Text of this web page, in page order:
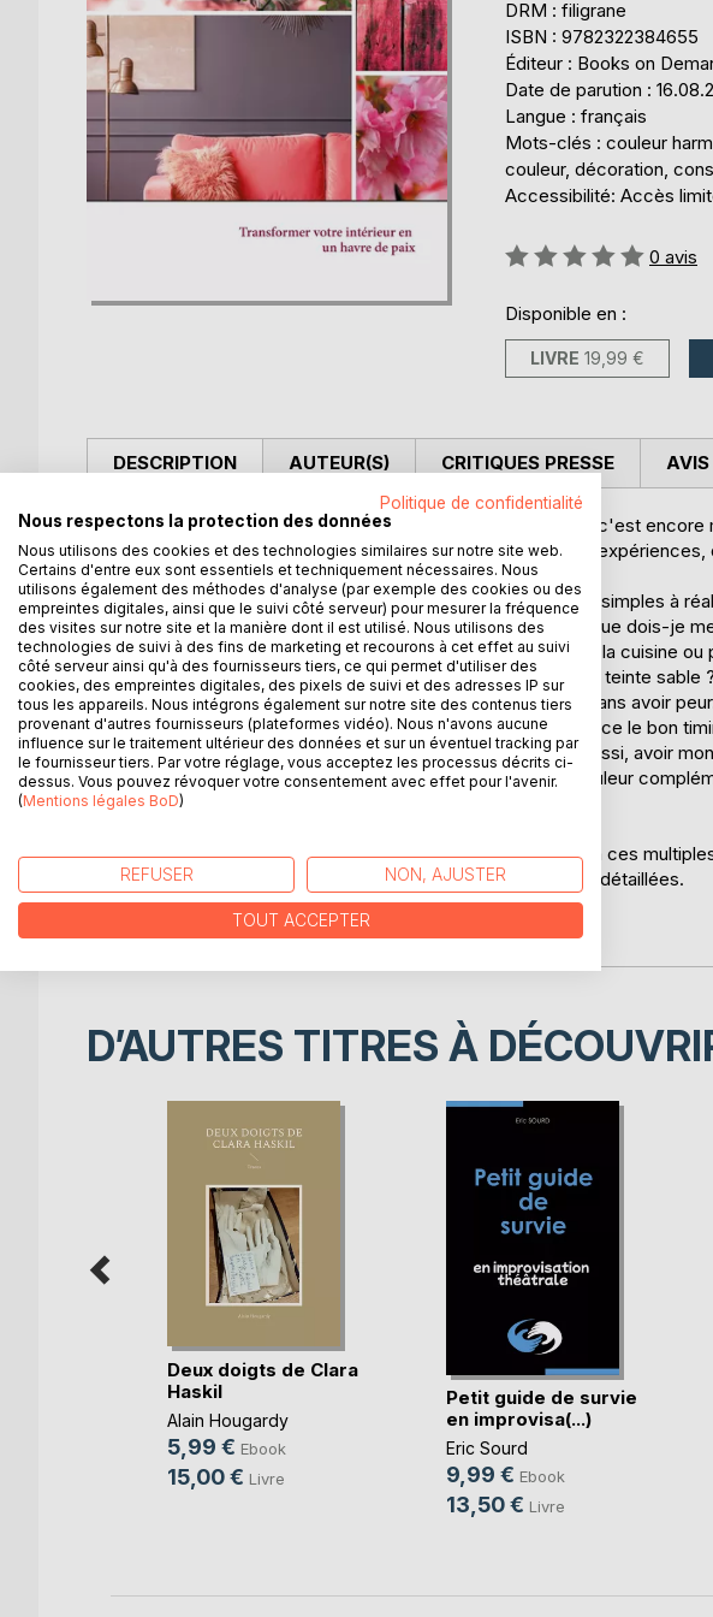
DRM : filigrane
ISBN : 9782322384655
Éditeur : Books on
Date de parution :
Langue : français
Mots-clés : couleur
couleur, décoration,
Accessibilité: Accès
Évaluation:
0 avis
Disponible en :
LIVRE 19,99 €
DESCRIPTION
Transmettre c'est bien, transmettre une bonne expertise c'est encore
La transmission est plus qu'une technicité. Elle est née
surtout d'écoutes, de bonheur et de réussites.
Dans ce premier livret, vous trouverez des conseils déco simples à
trouverez des réponses à vos nombreuses questions : "Que dois-je
ado ?. J'aime le jaune, est-ce judicieux de le mettre dans la cuisine ou
entre ce jaune qui tire sur le citron, et celui là qui tire sur la teinte sable
Vous aidez à trouver VOTRE teinte, qui vous ressemble, sans avoir
votre espace de vie. "Je n'ai pas beaucoup d'argent, est-ce le bon
cette pièce ? Dois- je attendre d'être propriétaire pour aussi, avoir
"A quoi sert le cercle chromatique ? Qu'est ce qu'une couleur
de teintes harmonieuses ?. "
Voilà mon défis du moment. Répondre à travers ce livret à ces
Plus que des images, mais des explications concrètes et détaillées.
Bonne lecture.
AUTEUR(S) CRITIQUES PRESSE AVIS
D’AUTRES TITRES À
Deux doigts de Clara
Haskil
Alain Hougardy
5,99 € Ebook
15,00 € Livre
Petit guide de survie
en improvisa(...)
Eric Sourd
9,99 € Ebook
13,50 € Livre
Politique de confidentialité
Nous respectons la protection des données
Nous utilisons des cookies et des technologies similaires sur notre site web.
Certains d'entre eux sont essentiels et techniquement nécessaires. Nous
utilisons également des méthodes d'analyse (par exemple des cookies ou des
empreintes digitales, ainsi que le suivi côté serveur) pour mesurer la fréquence
des visites sur notre site et la manière dont il est utilisé. Nous utilisons des
technologies de suivi à des fins de marketing et recourons à cet effet au suivi
côté serveur ainsi qu'à des fournisseurs tiers, ce qui permet d'utiliser des
cookies, des empreintes digitales, des pixels de suivi et des adresses IP sur
tous les appareils. Nous intégrons également sur notre site des contenus tiers
provenant d'autres fournisseurs (plateformes vidéo). Nous n'avons aucune
influence sur le traitement ultérieur des données et sur un éventuel tracking par
le fournisseur tiers. Par votre réglage, vous acceptez les processus décrits ci-
dessus. Vous pouvez révoquer votre consentement avec effet pour l'avenir.
(Mentions légales BoD)
REFUSER NON, AJUSTER
TOUT ACCEPTER